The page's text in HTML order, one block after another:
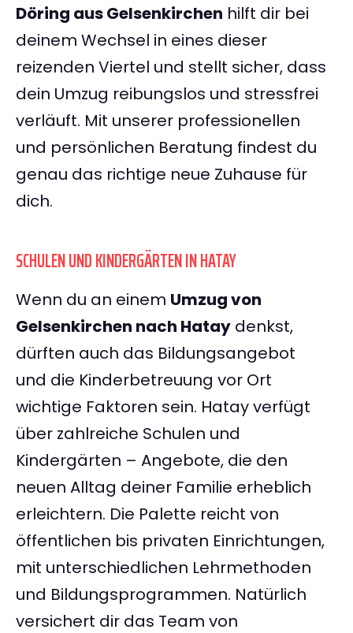
Döring aus Gelsenkirchen hilft dir bei
deinem Wechsel in eines dieser
reizenden Viertel und stellt sicher, dass
dein Umzug reibungslos und stressfrei
verläuft. Mit unserer professionellen
und persönlichen Beratung findest du
genau das richtige neue Zuhause für
dich.
SCHULEN UND KINDERGÄRTEN IN HATAY
Wenn du an einem Umzug von
Gelsenkirchen nach Hatay denkst,
dürften auch das Bildungsangebot
und die Kinderbetreuung vor Ort
wichtige Faktoren sein. Hatay verfügt
über zahlreiche Schulen und
Kindergärten – Angebote, die den
neuen Alltag deiner Familie erheblich
erleichtern. Die Palette reicht von
öffentlichen bis privaten Einrichtungen,
mit unterschiedlichen Lehrmethoden
und Bildungsprogrammen. Natürlich
versichert dir das Team von